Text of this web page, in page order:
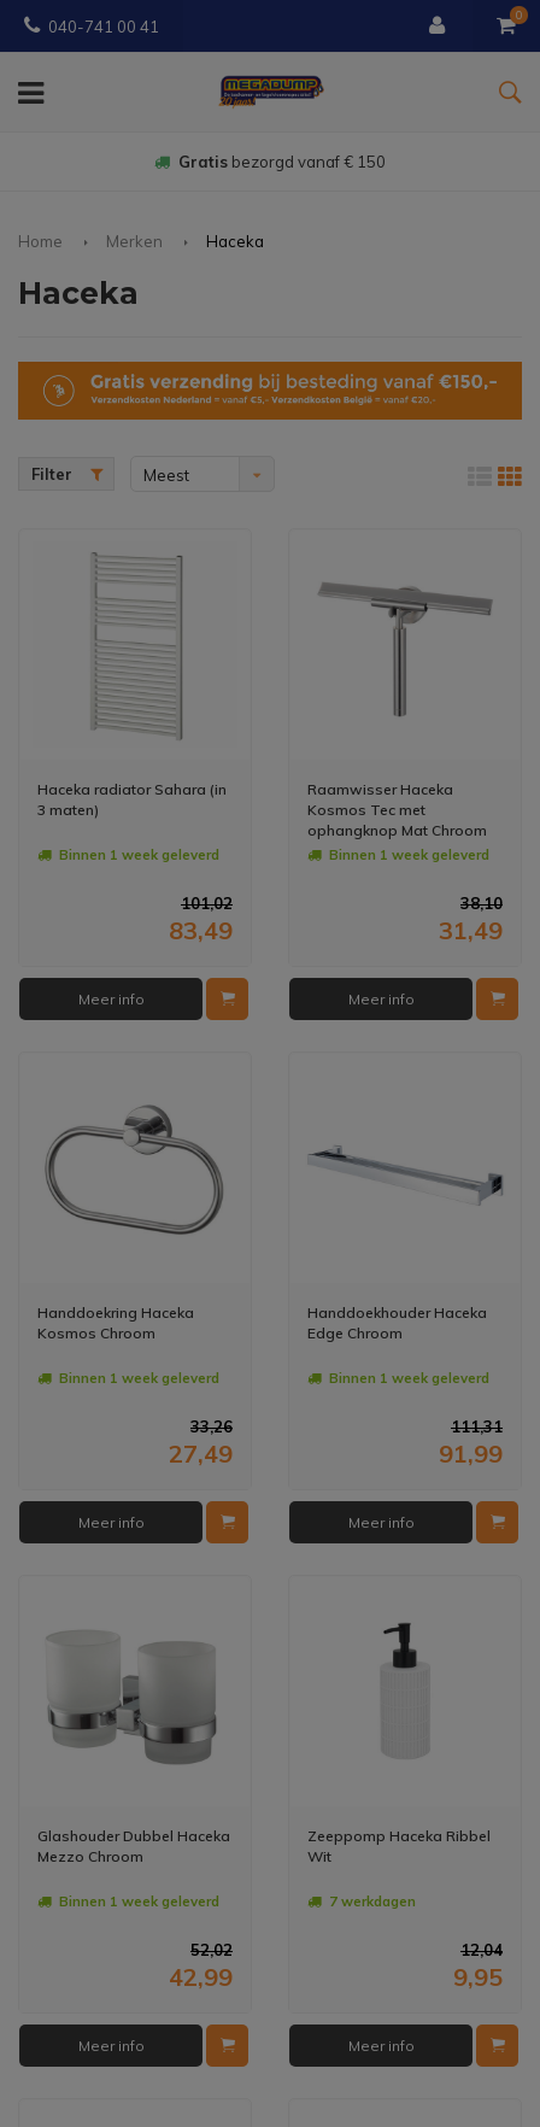
040-741 00 41
0
Gratis bezorgd vanaf € 150
Home Merken Haceka
Haceka
Filter
Meest
Haceka radiator Sahara (in
3 maten)
Binnen 1 week geleverd
101,02
83,49
Meer info
Raamwisser Haceka
Kosmos Tec met
ophangknop Mat Chroom
Binnen 1 week geleverd
38,10
31,49
Meer info
Handdoekring Haceka
Kosmos Chroom
Binnen 1 week geleverd
33,26
27,49
Meer info
Handdoekhouder Haceka
Edge Chroom
Binnen 1 week geleverd
111,31
91,99
Meer info
Glashouder Dubbel Haceka
Mezzo Chroom
Binnen 1 week geleverd
52,02
42,99
Meer info
Zeeppomp Haceka Ribbel
Wit
7 werkdagen
12,04
9,95
Meer info